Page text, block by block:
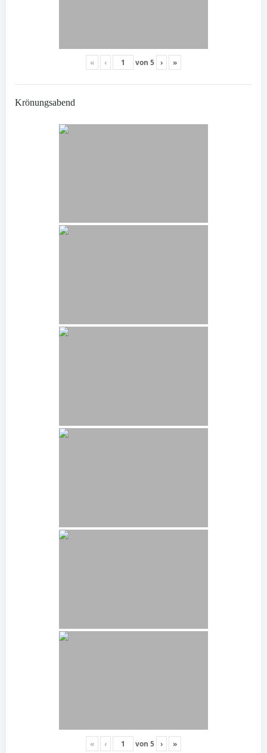
« ‹ von 5 › »
Krönungsabend
« ‹ von 5 › »